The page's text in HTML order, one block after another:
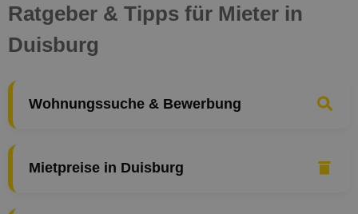
Ratgeber & Tipps für Mieter in
Duisburg
Wohnungssuche & Bewerbung
Mietpreise in Duisburg